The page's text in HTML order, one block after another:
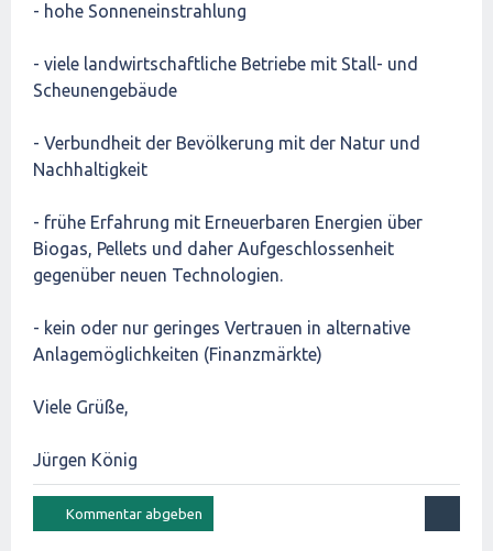
- hohe Sonneneinstrahlung
- viele landwirtschaftliche Betriebe mit Stall- und
Scheunengebäude
- Verbundheit der Bevölkerung mit der Natur und
Nachhaltigkeit
- frühe Erfahrung mit Erneuerbaren Energien über
Biogas, Pellets und daher Aufgeschlossenheit
gegenüber neuen Technologien.
- kein oder nur geringes Vertrauen in alternative
Anlagemöglichkeiten (Finanzmärkte)
Viele Grüße,
Jürgen König